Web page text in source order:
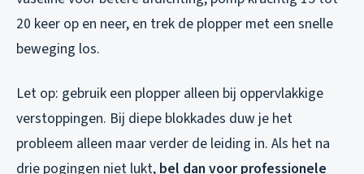
20 keer op en neer, en trek de plopper met een snelle
beweging los.
Let op: gebruik een plopper alleen bij oppervlakkige
verstoppingen. Bij diepe blokkades duw je het
probleem alleen maar verder de leiding in. Als het na
drie pogingen niet lukt, bel dan voor professionele